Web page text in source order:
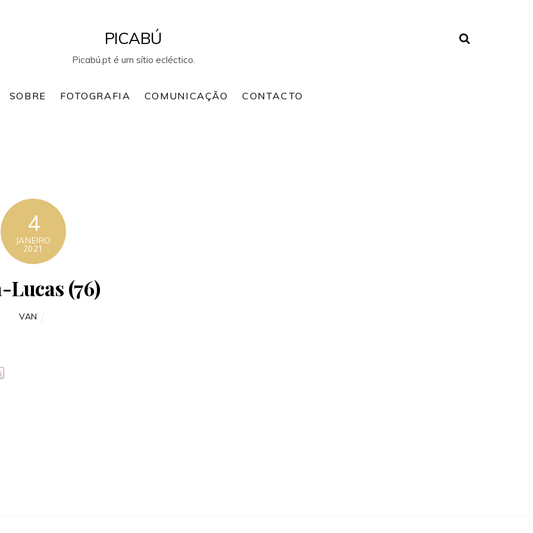
PICABÚ
Picabú.pt é um sítio ecléctico.
SOBRE FOTOGRAFIA COMUNICAÇÃO CONTACTO
4
JANEIRO
2021
Lucas (76)
VAN